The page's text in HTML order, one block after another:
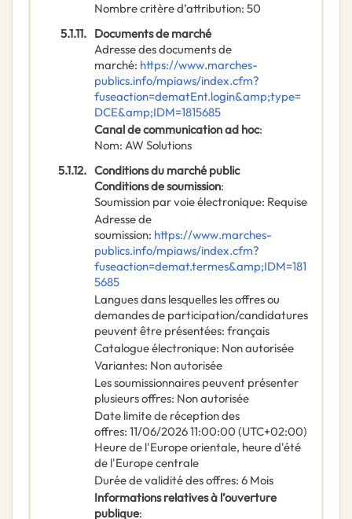
Nombre critère d’attribution: 50
5.1.11. Documents de marché
Adresse des documents de
marché: https://www.marches-
publics.info/mpiaws/index.cfm?
fuseaction=dematEnt.login&amp;type=
DCE&amp;IDM=1815685
Canal de communication ad hoc:
Nom: AW Solutions
5.1.12. Conditions du marché public
Conditions de soumission:
Soumission par voie électronique: Requise
Adresse de
soumission: https://www.marches-
publics.info/mpiaws/index.cfm?
fuseaction=demat.termes&amp;IDM=181
5685
Langues dans lesquelles les offres ou
demandes de participation/candidatures
peuvent être présentées: français
Catalogue électronique: Non autorisée
Variantes: Non autorisée
Les soumissionnaires peuvent présenter
plusieurs offres: Non autorisée
Date limite de réception des
offres: 11/06/202611:00:00 (UTC+02:00)
Heure de l'Europe orientale, heure d'été
de l'Europe centrale
Durée de validité des offres: 6 Mois
Informations relatives à l’ouverture
publique: